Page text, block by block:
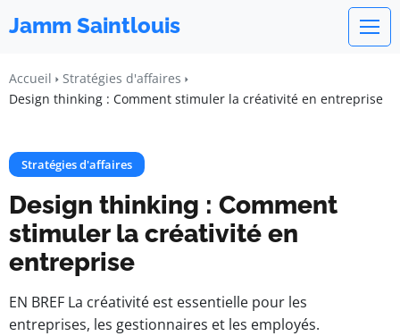
Jamm Saintlouis
Accueil
Stratégies d'affaires
Design thinking : Comment stimuler la créativité en entreprise
Stratégies d'affaires
Design thinking : Comment
stimuler la créativité en
entreprise
EN BREF La créativité est essentielle pour les
entreprises, les gestionnaires et les employés.